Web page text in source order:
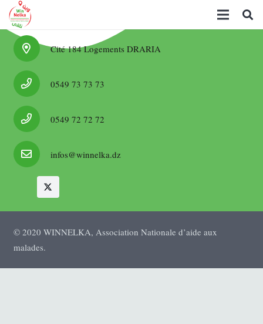
Cité 184 Logements DRARIA
0549 73 73 73
0549 72 72 72
infos@winnelka.dz
© 2020 WINNELKA, Association Nationale d’aide aux
malades.